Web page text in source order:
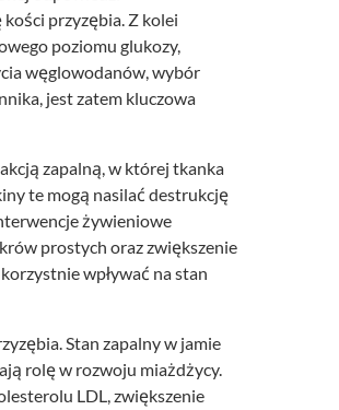
przyzębia. Z kolei
poziomu glukozy,
węglowodanów, wybór
jest zatem kluczowa
zapalną, w której tkanka
te mogą nasilać destrukcję
żywieniowe
prostych oraz zwiększenie
wpływać na stan
Stan zapalny w jamie
rolę w rozwoju miażdżycy.
LDL, zwiększenie